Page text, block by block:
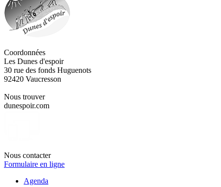
Coordonnées
Les Dunes d'espoir
30 rue des fonds Huguenots
92420 Vaucresson
Nous trouver
dunespoir.com
Nous contacter
Formulaire en ligne
Agenda